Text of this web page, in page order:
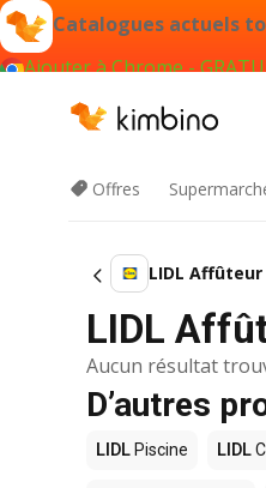
Catalogues actuels
Ajouter à Chrome -
Offres
LIDL
LIDL
Aucun résultat
D’autres
LIDL Piscine LIDL